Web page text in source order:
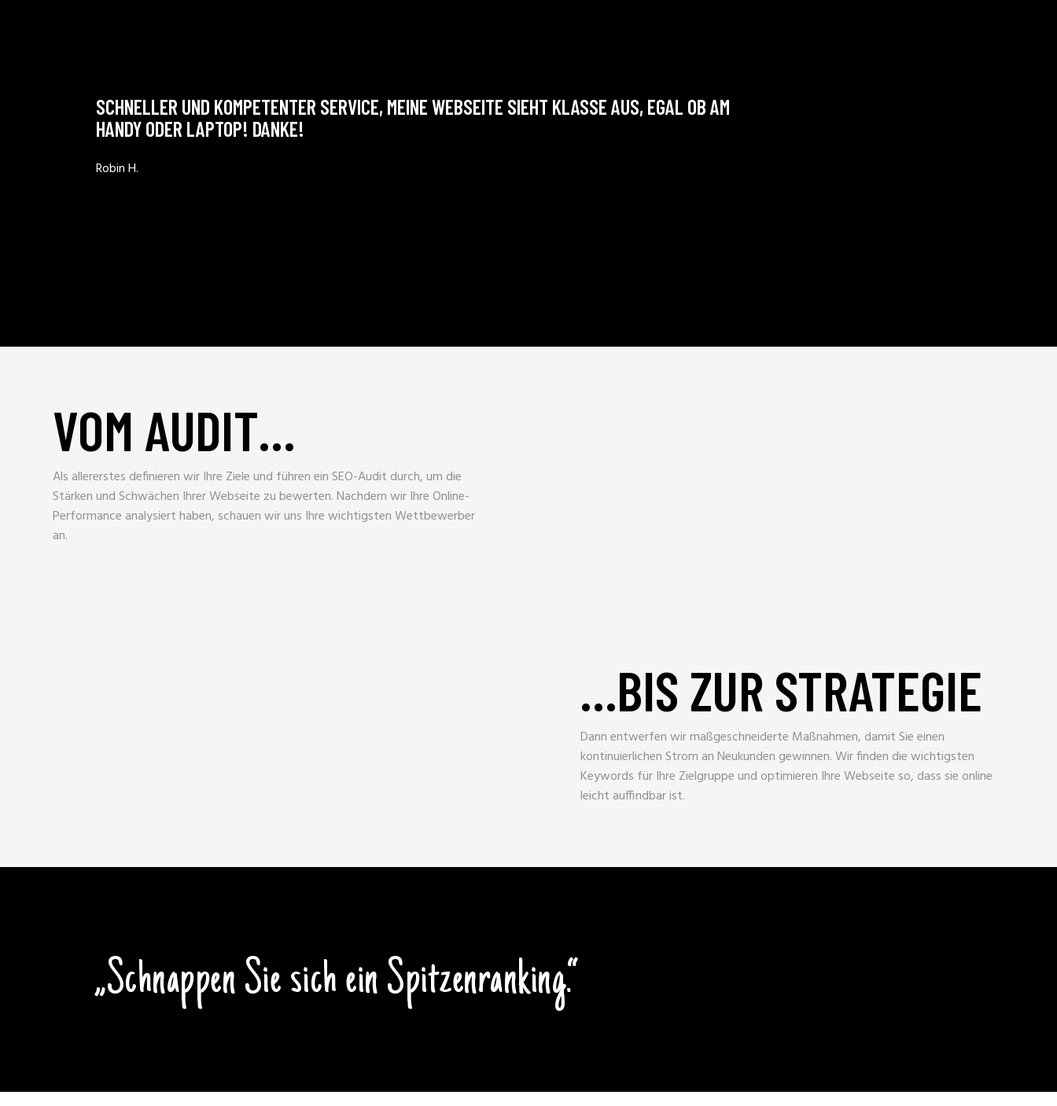
SCHNELLER UND KOMPETENTER SERVICE, MEINE WEBSEITE SIEHT KLASSE AUS, EGAL OB AM
HANDY ODER LAPTOP! DANKE!
Robin H.
VOM AUDIT…
Als allererstes definieren wir Ihre Ziele und führen ein SEO-Audit durch, um die
Stärken und Schwächen Ihrer Webseite zu bewerten. Nachdem wir Ihre Online-
Performance analysiert haben, schauen wir uns Ihre wichtigsten Wettbewerber
an.
…BIS ZUR STRATEGIE
Dann entwerfen wir maßgeschneiderte Maßnahmen, damit Sie einen
kontinuierlichen Strom an Neukunden gewinnen. Wir finden die wichtigsten
Keywords für Ihre Zielgruppe und optimieren Ihre Webseite so, dass sie online
leicht auffindbar ist.
„Schnappen Sie sich ein Spitzenranking.“